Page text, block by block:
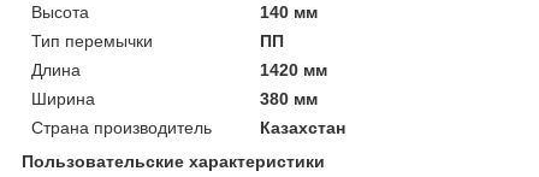
Высота
140 мм
Тип перемычки
ПП
Длина
1420 мм
Ширина
380 мм
Страна производитель
Казахстан
Пользовательские характеристики